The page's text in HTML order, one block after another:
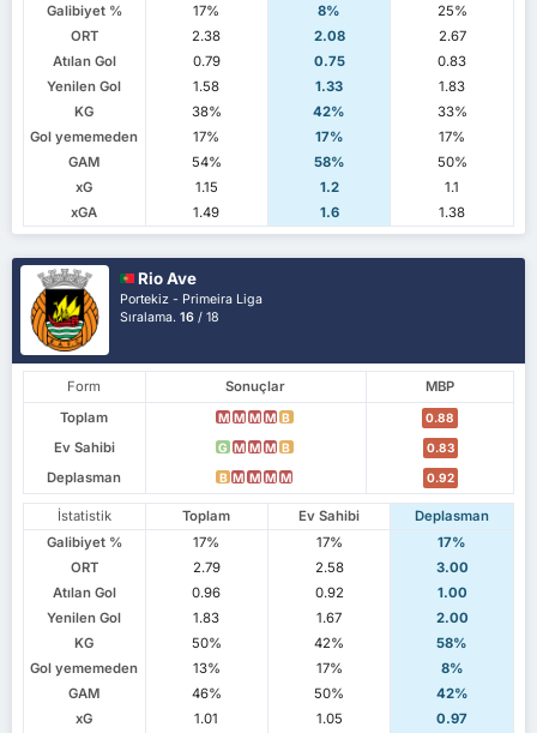
Galibiyet %
17% 8%
25%
ORT
2.38 2.08
2.67
Atılan Gol
0.79 0.75
0.83
Yenilen Gol
1.58 1.33
1.83
KG
38% 42%
33%
Gol yememeden
17% 17%
17%
GAM
54% 58%
50%
xG
1.15 1.2
1.1
xGA
1.49 1.6 1.38
Rio Ave
Portekiz - Primeira Liga
Sıralama.16 / 18
Form Sonuçlar
MBP
Toplam
M M M M B 0.88
Ev Sahibi G M M M B 0.83
Deplasman B M M M M 0.92
İstatistik Toplam Ev Sahibi
Deplasman
Galibiyet %
17% 17%
17%
ORT
2.79 2.58
3.00
Atılan Gol
0.96 0.92
1.00
Yenilen Gol
1.83 1.67
2.00
KG
50% 42%
58%
Gol yememeden
13% 17%
8%
GAM
46% 50%
42%
xG
1.01 1.05
0.97